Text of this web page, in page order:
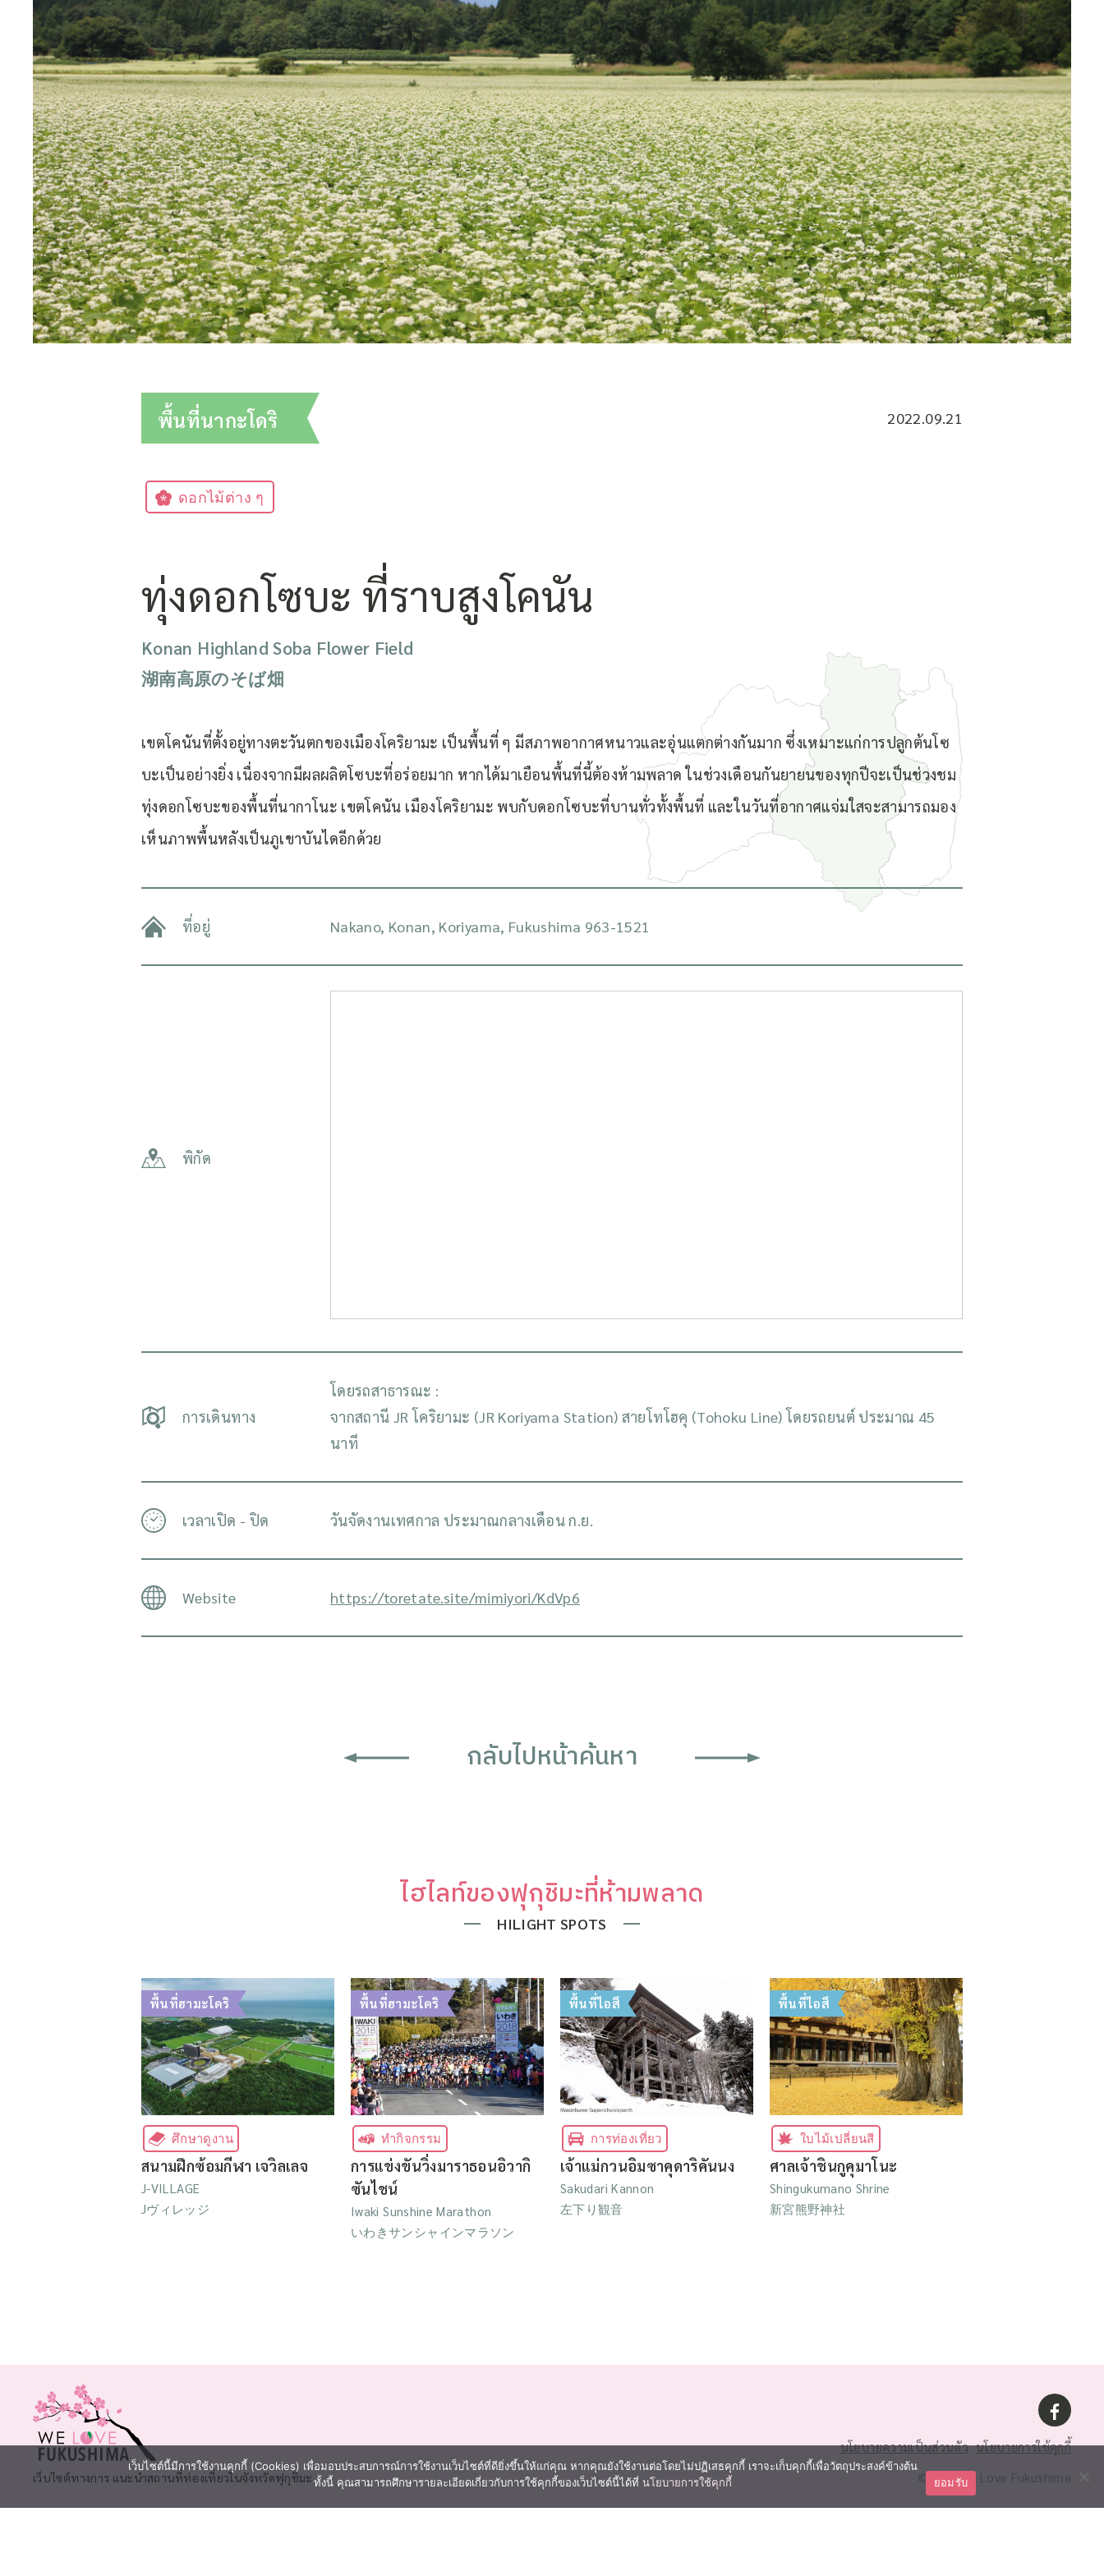
พื้นที่นากะโดริ 2022.09.21
ดอกไม้ต่าง ๆ
ทุ่งดอกโซบะ ที่ราบสูงโคนัน
Konan Highland Soba Flower Field
湖南高原のそば畑
เขตโคนันที่ตั้งอยู่ทางตะวันตกของเมืองโคริยามะ เป็นพื้นที่ ๆ มีสภาพอากาศหนาวและอุ่นแตกต่างกันมาก ซึ่งเหมาะแก่การปลูกต้นโซ
บะเป็นอย่างยิ่ง เนื่องจากมีผลผลิตโซบะที่อร่อยมาก หากได้มาเยือนพื้นที่นี้ต้องห้ามพลาด ในช่วงเดือนกันยายนของทุกปีจะเป็นช่วงชม
ทุ่งดอกโซบะของพื้นที่นากาโนะ เขตโคนัน เมืองโคริยามะ พบกับดอกโซบะที่บานทั่วทั้งพื้นที่ และในวันที่อากาศแจ่มใสจะสามารถมอง
เห็นภาพพื้นหลังเป็นภูเขาบันไดอีกด้วย
ที่อยู่ Nakano, Konan, Koriyama, Fukushima 963-1521
พิกัด
การเดินทาง
โดยรถสาธารณะ :
จากสถานี JR โคริยามะ (JR Koriyama Station) สายโทโฮคุ (Tohoku Line) โดยรถยนต์ ประมาณ 45
นาที
เวลาเปิด - ปิด วันจัดงานเทศกาล ประมาณกลางเดือน ก.ย.
Website https://toretate.site/mimiyori/KdVp6
กลับไปหน้าค้นหา
ไฮไลท์ของฟุกุชิมะที่ห้ามพลาด
HILIGHT SPOTS
พื้นที่ฮามะโดริ
ศึกษาดูงาน
สนามฝึกซ้อมกีฬา เจวิลเลจ
J-VILLAGE
Jヴィレッジ
พื้นที่ฮามะโดริ
ทำกิจกรรม
การแข่งขันวิ่งมาราธอนอิวากิ
ซันไชน์
Iwaki Sunshine Marathon
いわきサンシャインマラソン
พื้นที่ไอสึ
การท่องเที่ยว
เจ้าแม่กวนอิมซาคุดาริคันนง
Sakudari Kannon
左下り観音
พื้นที่ไอสึ
ใบไม้เปลี่ยนสี
ศาลเจ้าชินกูคุมาโนะ
Shingukumano Shrine
新宮熊野神社
เว็บไซต์ทางการ แนะนำสถานที่ท่องเที่ยวในจังหวัดฟุกุชิมะ
นโยบายความเป็นส่วนตัว นโยบายการใช้คุกกี้
©2026 We Love Fukushima
เว็บไซต์นี้มีการใช้งานคุกกี้ (Cookies) เพื่อมอบประสบการณ์การใช้งานเว็บไซต์ที่ดียิ่งขึ้นให้แก่คุณ หากคุณยังใช้งานต่อโดยไม่ปฏิเสธคุกกี้ เราจะเก็บคุกกี้เพื่อวัตถุประสงค์ข้างต้น
ทั้งนี้ คุณสามารถศึกษารายละเอียดเกี่ยวกับการใช้คุกกี้ของเว็บไซต์นี้ได้ที่ นโยบายการใช้คุกกี้ ยอมรับ